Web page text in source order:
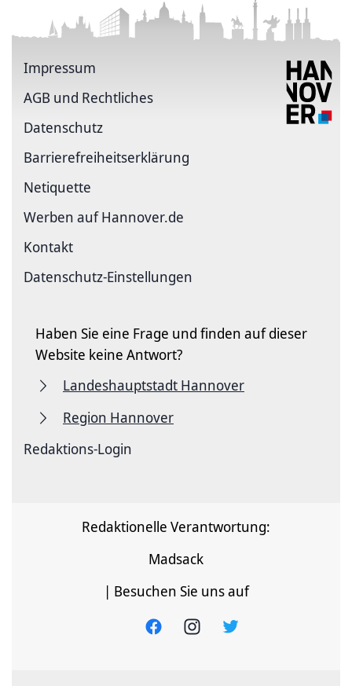
Impressum
AGB und Rechtliches
Datenschutz
Barriere­freiheits­erklärung
Netiquette
Werben auf Hannover.de
Kontakt
Datenschutz-Einstellungen
Haben Sie eine Frage und finden auf dieser
Website keine Antwort?
Landeshauptstadt Hannover
Region Hannover
Redaktions-Login
Redaktionelle Verantwortung:
Madsack
| Besuchen Sie uns auf